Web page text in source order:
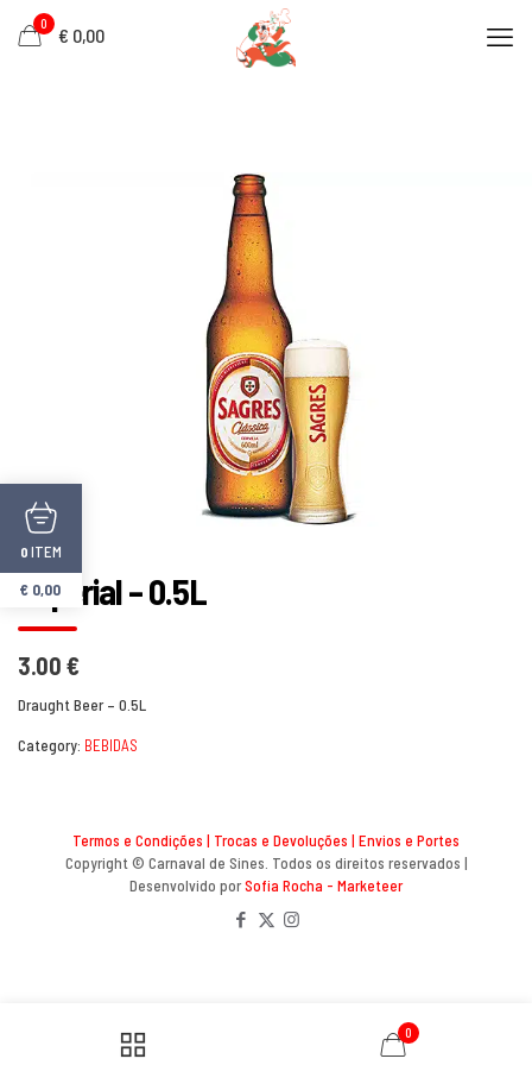
0
€ 0,00
Imperial – 0.5L
3.00 €
Draught Beer – 0.5L
Category: BEBIDAS
Termos e Condições | Trocas e Devoluções | Envios e Portes
Copyright © Carnaval de Sines. Todos os direitos reservados |
Desenvolvido porSofia Rocha - Marketeer
0
0 ITEM
€ 0,00